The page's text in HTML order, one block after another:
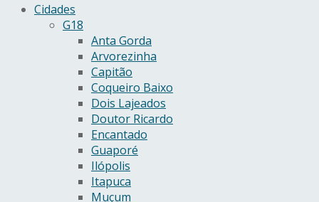
Cidades
G18
Anta Gorda
Arvorezinha
Capitão
Coqueiro Baixo
Dois Lajeados
Doutor Ricardo
Encantado
Guaporé
Ilópolis
Itapuca
Muçum